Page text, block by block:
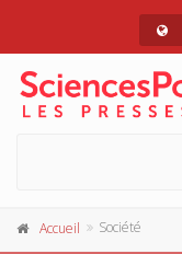
Accueil Société